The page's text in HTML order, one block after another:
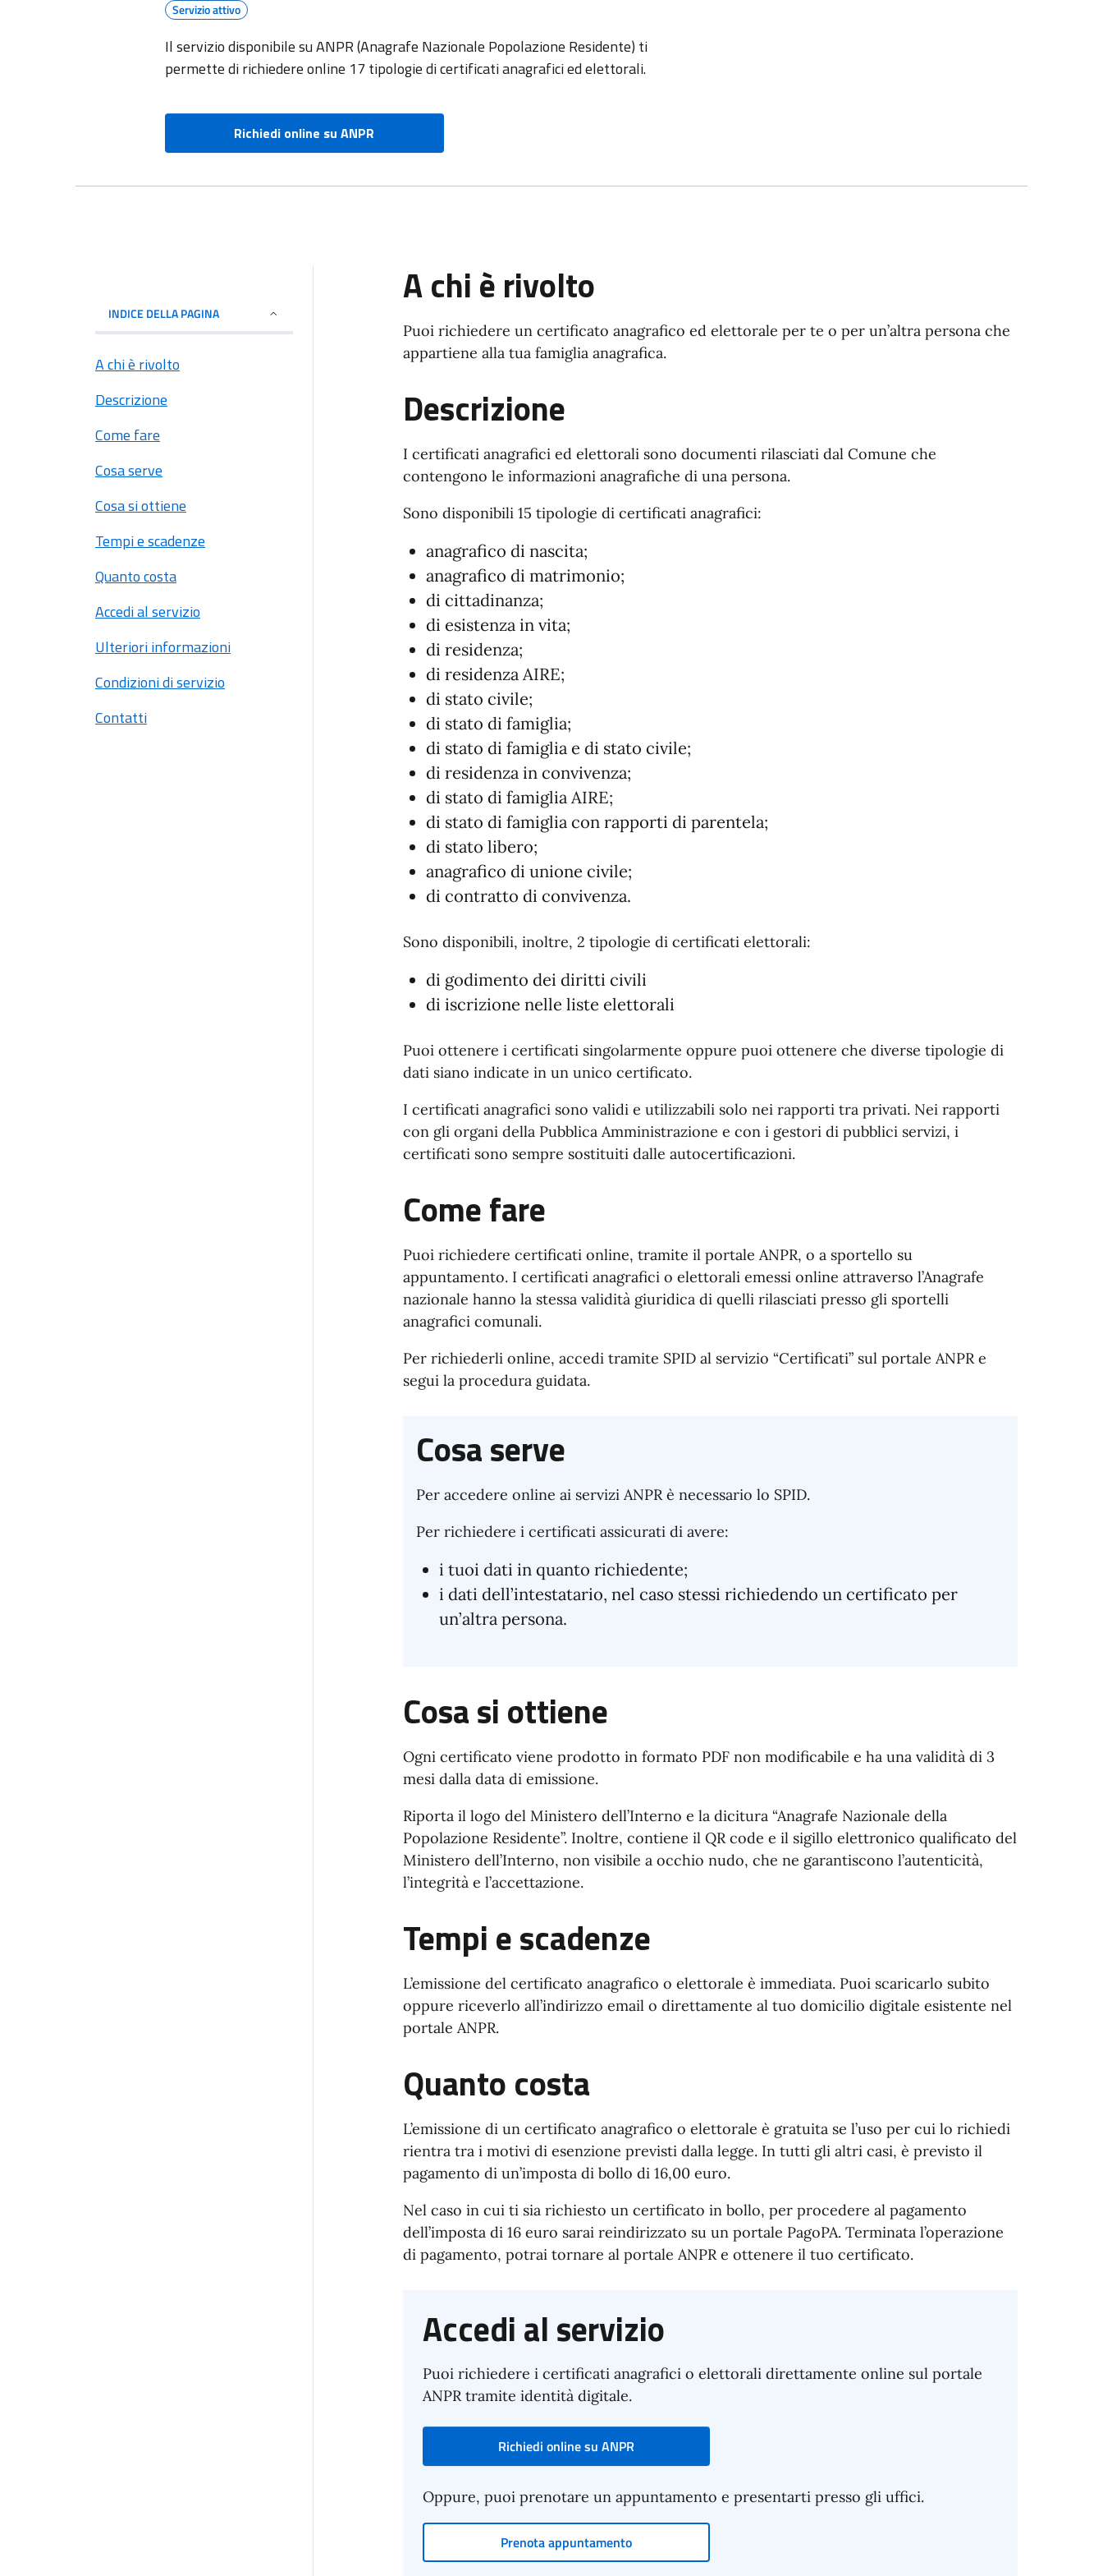
Servizio attivo
Il servizio disponibile su ANPR (Anagrafe Nazionale Popolazione Residente) ti
permette di richiedere online 17 tipologie di certificati anagrafici ed elettorali.
Richiedi online su ANPR
INDICE DELLA PAGINA
A chi è rivolto
Descrizione
Come fare
Cosa serve
Cosa si ottiene
Tempi e scadenze
Quanto costa
Accedi al servizio
Ulteriori informazioni
Condizioni di servizio
Contatti
A chi è rivolto
Puoi richiedere un certificato anagrafico ed elettorale per te o per un’altra persona che
appartiene alla tua famiglia anagrafica.
Descrizione
I certificati anagrafici ed elettorali sono documenti rilasciati dal Comune che
contengono le informazioni anagrafiche di una persona.
Sono disponibili 15 tipologie di certificati anagrafici:
anagrafico di nascita;
anagrafico di matrimonio;
di cittadinanza;
di esistenza in vita;
di residenza;
di residenza AIRE;
di stato civile;
di stato di famiglia;
di stato di famiglia e di stato civile;
di residenza in convivenza;
di stato di famiglia AIRE;
di stato di famiglia con rapporti di parentela;
di stato libero;
anagrafico di unione civile;
di contratto di convivenza.
Sono disponibili, inoltre, 2 tipologie di certificati elettorali:
di godimento dei diritti civili
di iscrizione nelle liste elettorali
Puoi ottenere i certificati singolarmente oppure puoi ottenere che diverse tipologie di
dati siano indicate in un unico certificato.
I certificati anagrafici sono validi e utilizzabili solo nei rapporti tra privati. Nei rapporti
con gli organi della Pubblica Amministrazione e con i gestori di pubblici servizi, i
certificati sono sempre sostituiti dalle autocertificazioni.
Come fare
Puoi richiedere certificati online, tramite il portale ANPR, o a sportello su
appuntamento. I certificati anagrafici o elettorali emessi online attraverso l’Anagrafe
nazionale hanno la stessa validità giuridica di quelli rilasciati presso gli sportelli
anagrafici comunali.
Per richiederli online, accedi tramite SPID al servizio “Certificati” sul portale ANPR e
segui la procedura guidata.
Cosa serve
Per accedere online ai servizi ANPR è necessario lo SPID.
Per richiedere i certificati assicurati di avere:
i tuoi dati in quanto richiedente;
i dati dell’intestatario, nel caso stessi richiedendo un certificato per
un’altra persona.
Cosa si ottiene
Ogni certificato viene prodotto in formato PDF non modificabile e ha una validità di 3
mesi dalla data di emissione.
Riporta il logo del Ministero dell’Interno e la dicitura “Anagrafe Nazionale della
Popolazione Residente”. Inoltre, contiene il QR code e il sigillo elettronico qualificato del
Ministero dell’Interno, non visibile a occhio nudo, che ne garantiscono l’autenticità,
l’integrità e l’accettazione.
Tempi e scadenze
L’emissione del certificato anagrafico o elettorale è immediata. Puoi scaricarlo subito
oppure riceverlo all’indirizzo email o direttamente al tuo domicilio digitale esistente nel
portale ANPR.
Quanto costa
L’emissione di un certificato anagrafico o elettorale è gratuita se l’uso per cui lo richiedi
rientra tra i motivi di esenzione previsti dalla legge. In tutti gli altri casi, è previsto il
pagamento di un’imposta di bollo di 16,00 euro.
Nel caso in cui ti sia richiesto un certificato in bollo, per procedere al pagamento
dell’imposta di 16 euro sarai reindirizzato su un portale PagoPA. Terminata l’operazione
di pagamento, potrai tornare al portale ANPR e ottenere il tuo certificato.
Accedi al servizio
Puoi richiedere i certificati anagrafici o elettorali direttamente online sul portale
ANPR tramite identità digitale.
Richiedi online su ANPR
Oppure, puoi prenotare un appuntamento e presentarti presso gli uffici.
Prenota appuntamento